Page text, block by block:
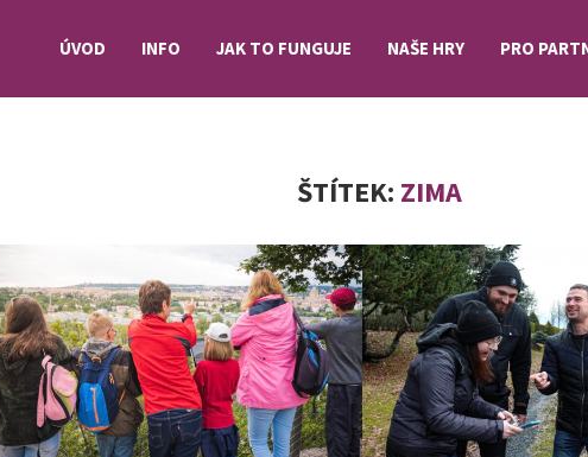
ÚVOD INFO JAK TO FUNGUJE NAŠE HRY PRO
ŠTÍTEK: ZIMA